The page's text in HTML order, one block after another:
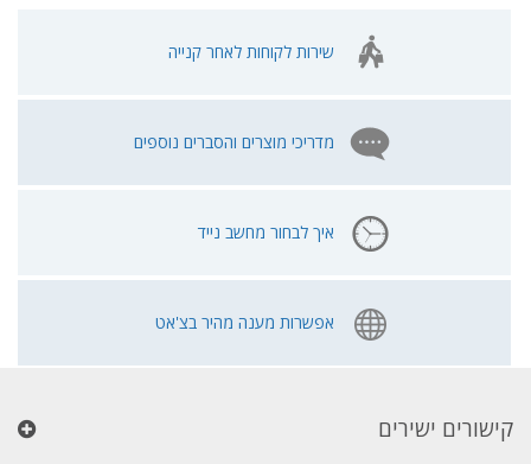
שירות לקוחות לאחר קנייה
מדריכי מוצרים והסברים נוספים
איך לבחור מחשב נייד
אפשרות מענה מהיר בצ'אט
קישורים ישירים